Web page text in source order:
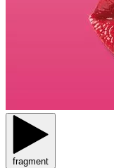
fragment